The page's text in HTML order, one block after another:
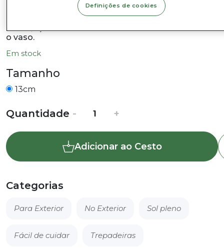
foto sendo que, dependendo da fase do ciclo
vegetativo em que se encontra poderá variar na
o vaso.
Em stock
Tamanho
13cm
Quantidade
Quantidade
Hera
-
Hedera
- +
Adicionar ao Cesto
Categorias
Para Exterior No Exterior Sol pleno
Fácil de cuidar Trepadeiras
Definições de cookies